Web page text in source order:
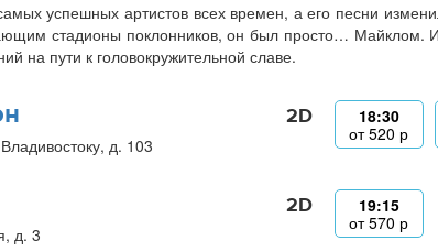
успешных артистов всех времен, а его песни
стадионы поклонников, он был просто… Майклом.
на пути к головокружительной славе.
д. 103
2D
18:30
от520 р
д. 3
2D
19:15
от570 р